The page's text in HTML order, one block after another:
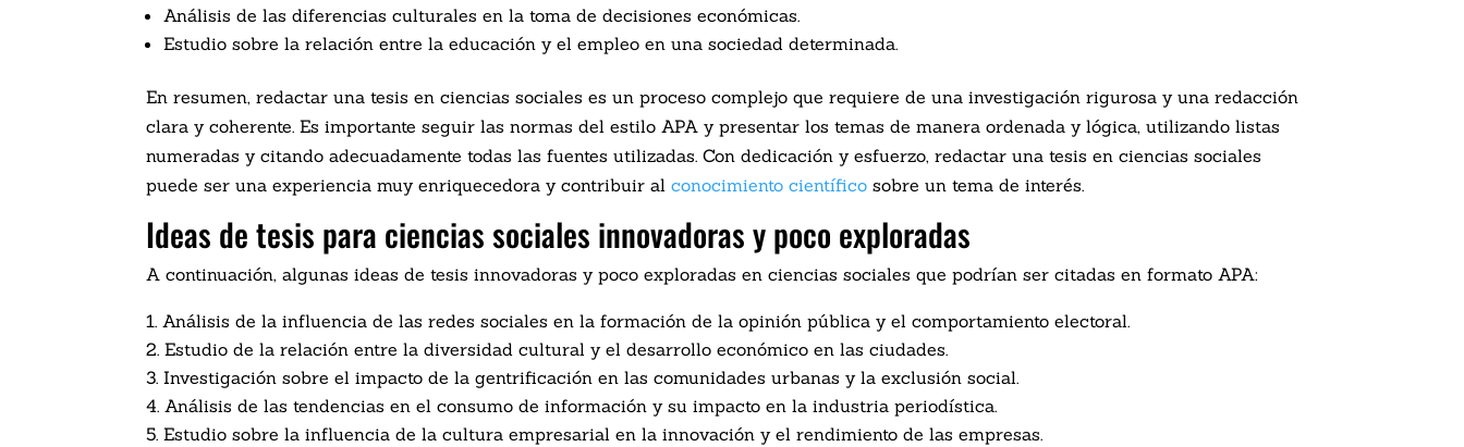
Análisis de las diferencias culturales en la toma de decisiones económicas.
Estudio sobre la relación entre la educación y el empleo en una sociedad determinada.
En resumen, redactar una tesis en ciencias sociales es un proceso complejo que requiere de una investigación rigurosa y una redacción
clara y coherente. Es importante seguir las normas del estilo APA y presentar los temas de manera ordenada y lógica, utilizando listas
numeradas y citando adecuadamente todas las fuentes utilizadas. Con dedicación y esfuerzo, redactar una tesis en ciencias sociales
puede ser una experiencia muy enriquecedora y contribuir alconocimiento científico sobre un tema de interés.
Ideas de tesis para ciencias sociales innovadoras y poco exploradas
A continuación, algunas ideas de tesis innovadoras y poco exploradas en ciencias sociales que podrían ser citadas en formato APA:
Análisis de la influencia de las redes sociales en la formación de la opinión pública y el comportamiento electoral.
Estudio de la relación entre la diversidad cultural y el desarrollo económico en las ciudades.
Investigación sobre el impacto de la gentrificación en las comunidades urbanas y la exclusión social.
Análisis de las tendencias en el consumo de información y su impacto en la industria periodística.
Estudio sobre la influencia de la cultura empresarial en la innovación y el rendimiento de las empresas.